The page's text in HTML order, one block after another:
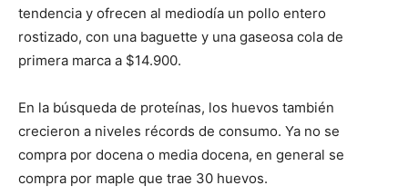
tendencia y ofrecen al mediodía un pollo entero
rostizado, con una baguette y una gaseosa cola de
primera marca a $14.900.
En la búsqueda de proteínas, los huevos también
crecieron a niveles récords de consumo. Ya no se
compra por docena o media docena, en general se
compra por maple que trae 30 huevos.